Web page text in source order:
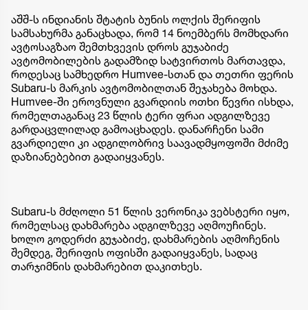
აშშ-ს ინდიანის შტატის ბუნის ოლქის შერიფის
სამსახურმა განაცხადა, რომ 14 ნოემბერს მომხდარი
ავტოსაგზაო შემთხვევის დროს გუჯაბიძე
ავტომობილების გადამზიდ სატვირთოს მართავდა,
როდესაც სამხედრო Humvee-სთან და თეთრი ფერის
Subaru-ს მარკის ავტომობილთან შეჯახება მოხდა.
Humvee-ში ეროვნული გვარდიის ოთხი წევრი ისხდა,
რომელთაგანაც 23 წლის ტერი ფრაი ადგილზევე
გარდაცვლილად გამოაცხადეს. დანარჩენი სამი
გვარდიელი კი ადგილობრივ საავადმყოფოში მძიმე
დაზიანებებით გადაიყვანეს.
Subaru-ს მძღოლი 51 წლის ვერონიკა ვებსტერი იყო,
რომელსაც დახმარება ადგილზევე აღმოუჩინეს.
ხოლო გოდერძი გუჯაბიძე, დახმარების აღმოჩენის
შემდეგ, შერიფის ოფისში გადაიყვანეს, სადაც
თარჯიმნის დახმარებით დაკითხეს.